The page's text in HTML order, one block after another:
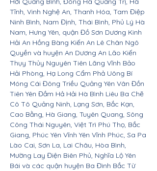
Tĩnh, Vinh Nghệ An, Thanh Hóa, Tam Điệp
Ninh Bình, Nam Định, Thái Bình, Phủ Lý Hà
Nam, Hưng Yên, quận Đồ Sơn Dương Kinh
Hải An Hồng Bàng Kiến An Lê Chân Ngô
Quyền và huyện An Dương An Lão Kiến
Thụy Thủy Nguyên Tiên Lãng Vĩnh Bảo
Hải Phòng, Hạ Long Cẩm Phả Uông Bí
Móng Cái Đông Triều Quảng Yên Vân Đồn
Tiên Yên Đầm Hả Hải Hà Bình Liêu Ba Chẽ
Cô Tô Quảng Ninh, Lạng Sơn, Bắc Kạn,
Cao Bằng, Hà Giang, Tuyên Quang, Sông
Công Thái Nguyên, Việt Trì Phú Thọ, Bắc
Giang, Phúc Yên Vĩnh Yên Vĩnh Phúc, Sa Pa
Lào Cai, Sơn La, Lai Châu, Hòa Bình,
Mường Lay Điện Biên Phủ, Nghĩa Lộ Yên
Bái và các quận huyện Ba Đình Bắc Từ